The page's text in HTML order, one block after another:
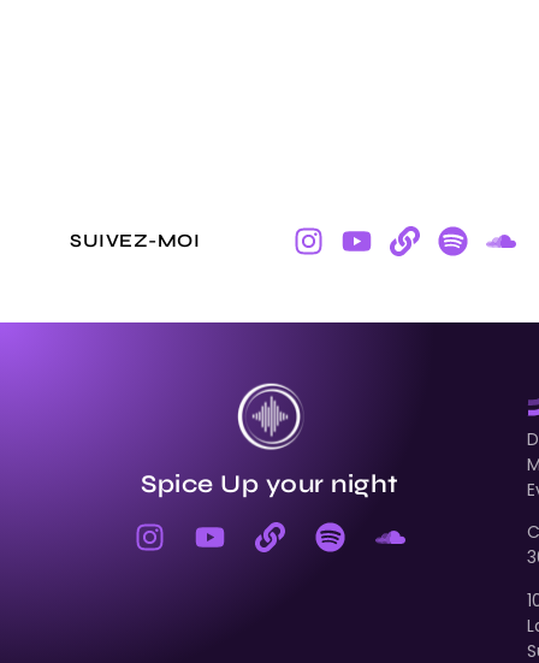
SUIVEZ-MOI
Spice Up your night